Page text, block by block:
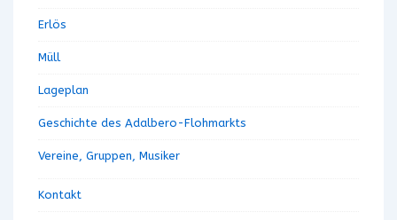
Erlös
Müll
Lageplan
Geschichte des Adalbero-Flohmarkts
Vereine, Gruppen, Musiker
Kontakt